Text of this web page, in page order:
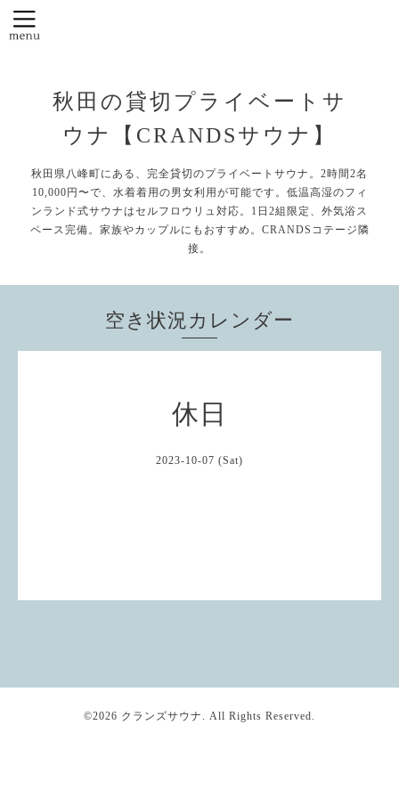
秋田の貸切プライベートサ
ウナ【CRANDSサウナ】
秋田県八峰町にある、完全貸切のプライベートサウナ。2時間2名
10,000円〜で、水着着用の男女利用が可能です。低温高湿のフィ
ンランド式サウナはセルフロウリュ対応。1日2組限定、外気浴ス
ペース完備。家族やカップルにもおすすめ。CRANDSコテージ隣
接。
空き状況カレンダー
休日
2023-10-07 (Sat)
©2026 クランズサウナ . All Rights Reserved.